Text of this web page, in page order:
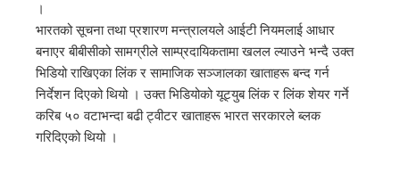
।
भारतको सूचना तथा प्रशारण मन्त्रालयले आईटी नियमलाई आधार
बनाएर बीबीसीको सामग्रीले साम्प्रदायिकतामा खलल ल्याउने भन्दै उक्त
भिडियो राखिएका लिंक र सामाजिक सञ्जालका खाताहरू बन्द गर्न
निर्देशन दिएको थियो । उक्त भिडियोको यूट्युब लिंक र लिंक शेयर गर्ने
करिब ५० वटाभन्दा बढी ट्वीटर खाताहरू भारत सरकारले ब्लक
गरिदिएको थियो ।